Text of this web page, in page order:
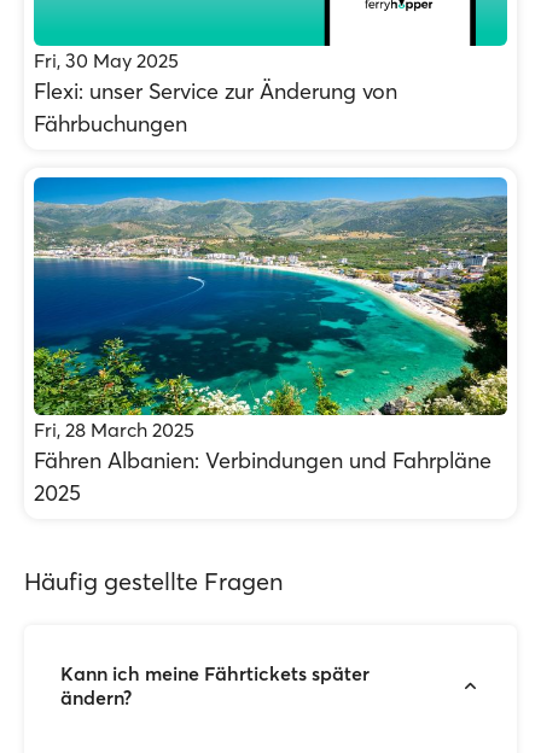
Fri, 30 May 2025
Flexi: unser Service zur Änderung von
Fährbuchungen
Fri, 28 March 2025
Fähren Albanien: Verbindungen und Fahrpläne
2025
Häufig gestellte Fragen
Kann ich meine Fährtickets später
ändern?